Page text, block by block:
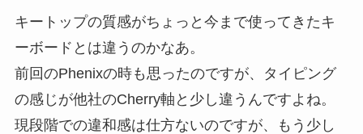
キートップの質感がちょっと今まで使ってきたキ
ーボードとは違うのかなあ。
前回のPhenixの時も思ったのですが、タイピング
の感じが他社のCherry軸と少し違うんですよね。
現段階での違和感は仕方ないのですが、もう少し